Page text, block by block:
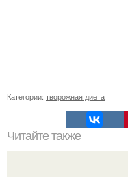
Категории: творожная диета
Читайте также